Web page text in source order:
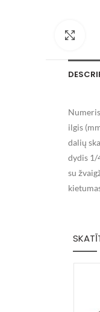
ilgis
dalių
dydis 1/
su